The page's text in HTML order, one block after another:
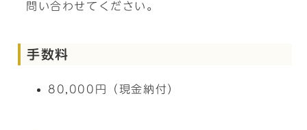
問い合わせてください。
手数料
80,000円（現金納付）